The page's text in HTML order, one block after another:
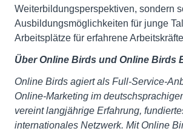
Weiterbildungsperspektiven, sondern
Ausbildungsmöglichkeiten für junge
Arbeitsplätze für erfahrene
Über Online Birds und Online Birds
Online Birds agiert als Full-Service-
Online-Marketing im
vereint langjährige Erfahrung,
internationales Netzwerk. Mit Online